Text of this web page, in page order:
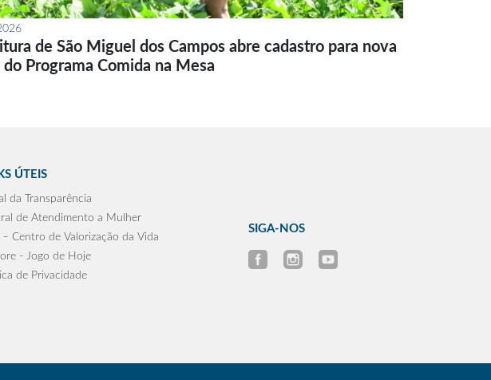
de São Miguel dos Campos abre cadastro para nova
do Programa Comida na Mesa
ÚTEIS
da Transparência
de Atendimento a Mulher
– Centro de Valorização da Vida
- Jogo de Hoje
de Privacidade
SIGA-NOS